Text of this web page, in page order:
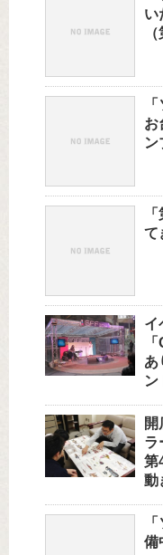
い
お
ン
て
イ
あ
ン
開
ラ
第
動
備